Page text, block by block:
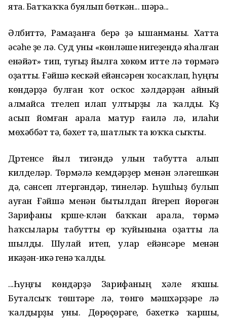
ята. Батҡаҡҡа буялып бөткән... шәрә...
Әлбиттә, Рамаҙанға берәү ҙә ышанманы. Хатта
әсәһе үҙе лә. Суд уны «көнләшеү нигеҙендә яһалған
енәйәт» тип, туғыҙ йылға хөкөм итте лә төрмәгә
оҙатты. Ғәйшә кескәй ейәнсәрен ҡосаҡлап, һуңғы
көндәрҙә булған ҡот осҡос хәлдәрҙән айный
алмайса түгелеп илап ултырҙы ла ҡалды. Күҙ
асып йомған арала матур ғаилә лә, илаһи
мөхәббәт тә, бәхет тә, шатлыҡ та юҡҡа сыҡты.
Дүртенсе йыл тигәндә улын табутта алып
килделәр. Төрмәлә кемдәрҙер менән эләгешкән
дә, сәнсеп үлтергәндәр, тинеләр. Һушһыҙ булып
ауған Ғәйшә менән бытылдап йүгереп йөрөгән
Зарифаны күрше-күлән баҡҡан арала, төрмә
һаҡсылары табутты ер ҡуйынына оҙатты ла
шылды. Шулай итеп, улар ейәнсәре менән
икәүҙән-икәү генә ҡалды.
...Һуңғы көндәрҙә Зарифаның хәле яҡшы.
Буталсыҡ төштәре лә, төнгө мәшхәрҙәре лә
ҡалдырҙы уны. Дөрөҫөрәге, бәхеткә ҡаршы,